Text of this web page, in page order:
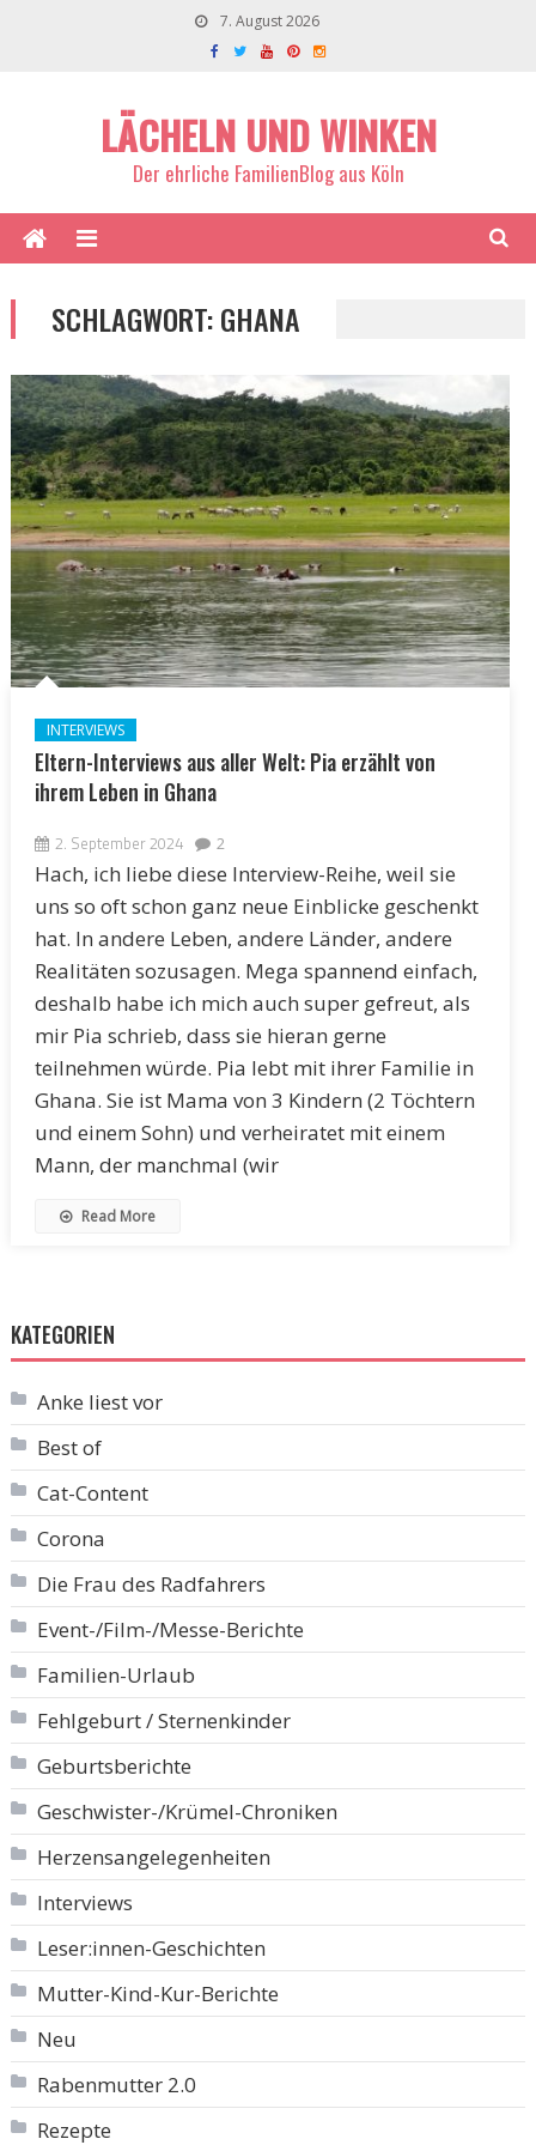
7. August 2026
LÄCHELN UND WINKEN
Der ehrliche FamilienBlog aus Köln
SCHLAGWORT:GHANA
INTERVIEWS
Eltern-Interviews aus aller Welt: Pia erzählt von
ihrem Leben in Ghana
2. September 2024 2
Hach, ich liebe diese Interview-Reihe, weil sie
uns so oft schon ganz neue Einblicke geschenkt
hat. In andere Leben, andere Länder, andere
Realitäten sozusagen. Mega spannend einfach,
deshalb habe ich mich auch super gefreut, als
mir Pia schrieb, dass sie hieran gerne
teilnehmen würde. Pia lebt mit ihrer Familie in
Ghana. Sie ist Mama von 3 Kindern (2 Töchtern
und einem Sohn) und verheiratet mit einem
Mann, der manchmal (wir
Read More
KATEGORIEN
Anke liest vor
Best of
Cat-Content
Corona
Die Frau des Radfahrers
Event-/Film-/Messe-Berichte
Familien-Urlaub
Fehlgeburt / Sternenkinder
Geburtsberichte
Geschwister-/Krümel-Chroniken
Herzensangelegenheiten
Interviews
Leser:innen-Geschichten
Mutter-Kind-Kur-Berichte
Neu
Rabenmutter 2.0
Rezepte